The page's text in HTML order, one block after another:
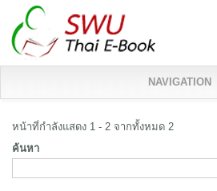
NAVIGATION
หน้าที่กำลังแสดง 1 - 2 จากทั้งหมด 2
ค้นหา